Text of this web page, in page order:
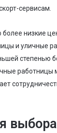
сервисам.
низкие
и уличные
степенью
работницы